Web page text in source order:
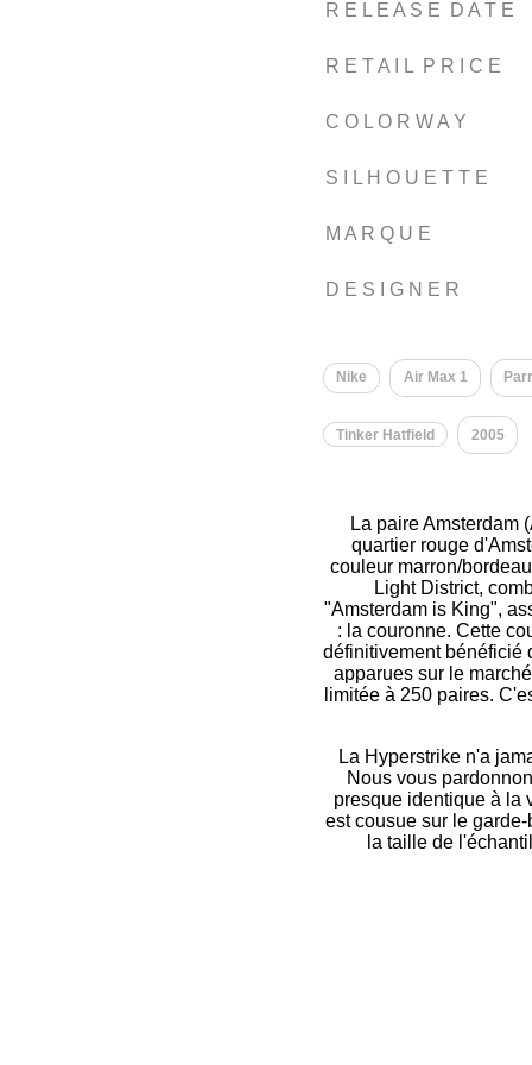
R E L E A S E D A T E
R E T A I L P R I C E
C O L O R W A Y
S I L H O U E T T E
M A R Q U E
D E S I G N E R
Nike Air Max 1
Tinker Hatfield 2005
La paire Amsterdam
quartier rouge
couleur marron/
Light District,
"Amsterdam is King",
: la couronne. Cette
définitivement bénéficié
apparues sur le
limitée à 250 paires.
La Hyperstrike n'a
Nous vous
presque identique à la
est cousue sur le
la taille de